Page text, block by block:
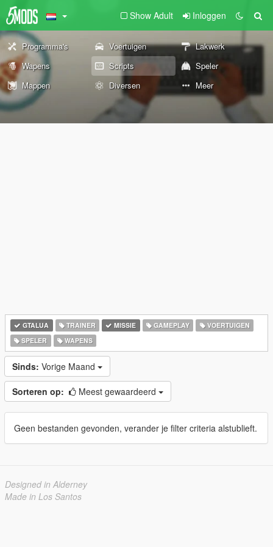
Show Adult Inloggen
Programma's Voertuigen
Lakwerk
Wapens
Scripts
Speler
Mappen
Diversen Meer
GTALUA TRAINER MISSIE GAMEPLAY
VOERTUIGEN
SPELER
WAPENS
Sinds: Vorige Maand
Sorteren op: Meest gewaardeerd
Geen bestanden gevonden, verander je filter criteria alstublieft.
Designed in Alderney
Made in Los Santos